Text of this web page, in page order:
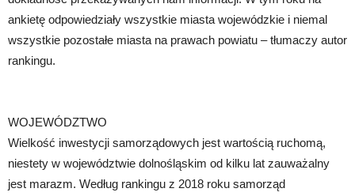
ankietę odpowiedziały wszystkie miasta wojewódzkie i niemal
wszystkie pozostałe miasta na prawach powiatu – tłumaczy autor
rankingu.
WOJEWÓDZTWO
Wielkość inwestycji samorządowych jest wartością ruchomą,
niestety w województwie dolnośląskim od kilku lat zauważalny
jest marazm. Według rankingu z 2018 roku samorząd